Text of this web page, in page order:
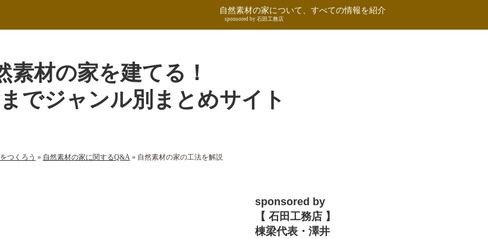
素材の家を建てる！
でジャンル別まとめサイト
自然素材の家について、すべての情報を紹介
sponsored by 石田工務店
つくろう » 自然素材の家に関するQ&A » 自然素材の家の工法を解説
sponsored by
【 石田工務店 】
棟梁代表・澤井